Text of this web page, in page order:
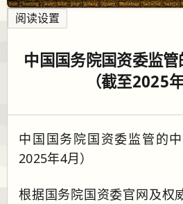
阅读设置
中国国务院国资委监
（截至2025
中国国务院国资委监管的
2025年4月）
根据国务院国资委官网及权